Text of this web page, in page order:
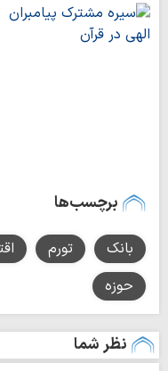
برچسب‌ها
بانک تورم
حوزه
نظر شما